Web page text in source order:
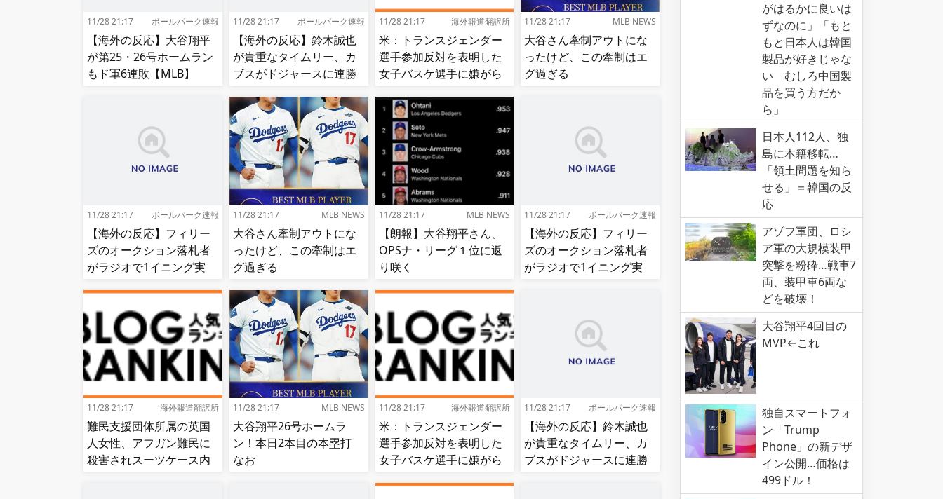
11/28 21:17 ボールパーク速報
【海外の反応】大谷翔平
が第25・26号ホームラン
もド軍6連敗【MLB】
11/28 21:17 ボールパーク速報
【海外の反応】鈴木誠也
が貴重なタイムリー、カ
ブスがドジャースに連勝
11/28 21:17 海外報道翻訳所
米：トランスジェンダー
選手参加反対を表明した
女子バスケ選手に嫌がら
（？）肘鉄を顔面に食ら
う[海外の反応]
11/28 21:17 MLB NEWS
大谷さん牽制アウトにな
ったけど、この牽制はエ
グ過ぎる
11/28 21:17 ボールパーク速報
【海外の反応】フィリー
ズのオークション落札者
がラジオで1イニング実
11/28 21:17 MLB NEWS
大谷さん牽制アウトにな
ったけど、この牽制はエ
グ過ぎる
11/28 21:17 MLB NEWS
【朗報】大谷翔平さん、
OPSナ・リーグ１位に返
り咲く
11/28 21:17 ボールパーク速報
【海外の反応】フィリー
ズのオークション落札者
がラジオで1イニング実
11/28 21:17 海外報道翻訳所
難民支援団体所属の英国
人女性、アフガン難民に
殺害されスーツケース内
11/28 21:17 MLB NEWS
大谷翔平26号ホームラ
ン！本日2本目の本塁打
なお
11/28 21:17 海外報道翻訳所
米：トランスジェンダー
選手参加反対を表明した
女子バスケ選手に嫌がら
11/28 21:17 ボールパーク速報
【海外の反応】鈴木誠也
が貴重なタイムリー、カ
ブスがドジャースに連勝
がはるかに良いは
ずなのに」「もと
もと日本人は韓国
製品が好きじゃな
い むしろ中国製
品を買う方だか
ら」
日本人112人、独
島に本籍移転…
「領土問題を知ら
せる」＝韓国の反
応
アゾフ軍団、ロシ
ア軍の大規模装甲
突撃を粉砕…戦車7
両、装甲車6両な
どを破壊！
大谷翔平4回目の
MVP←これ
独自スマートフォ
ン「Trump
Phone」の新デザ
イン公開…価格は
499ドル！